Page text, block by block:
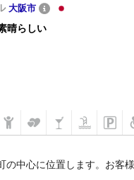
大阪市
晴らしい
中心に位置します。お